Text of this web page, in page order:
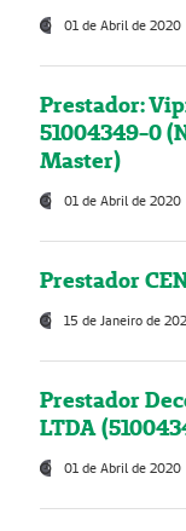
01 de Abril de 2020
Prestador:
51004349-0
Master)
01 de Abril de 2020
Prestador
15 de Janeiro de
Prestador
LTDA
01 de Abril de 2020